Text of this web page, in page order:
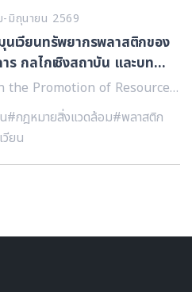
มิถุนายน 2569
นเวียนทรัพยากรพลาสติกของ
กลไกเชิงสถาบัน และบท
ยต่อประเทศไทย
the Promotion of Resource
Plastics: Evolution,
and Policy
#กฎหมายสิ่งแวดล้อม#พลาสติก
ยน